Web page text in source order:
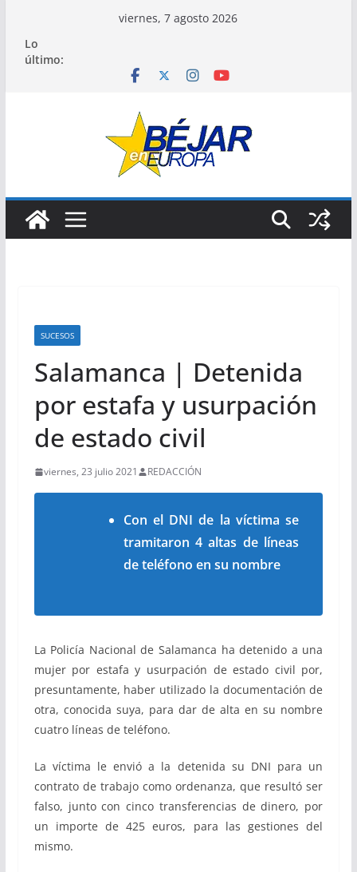
contenido
viernes, 7 agosto 2026
Lo
último:
SUCESOS
Salamanca | Detenida
por estafa y usurpación
de estado civil
viernes, 23 julio 2021 REDACCIÓN
Con el DNI de la víctima se
tramitaron 4 altas de líneas
de teléfono en su nombre
La Policía Nacional de Salamanca ha detenido a una
mujer por estafa y usurpación de estado civil por,
presuntamente, haber utilizado la documentación de
otra, conocida suya, para dar de alta en su nombre
cuatro líneas de teléfono.
La víctima le envió a la detenida su DNI para un
contrato de trabajo como ordenanza, que resultó ser
falso, junto con cinco transferencias de dinero, por
un importe de 425 euros, para las gestiones del
mismo.